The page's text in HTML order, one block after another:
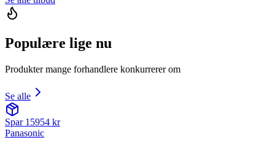
Populære lige nu
Produkter mange forhandlere konkurrerer om
Se alle
Spar 15954 kr
Panasonic